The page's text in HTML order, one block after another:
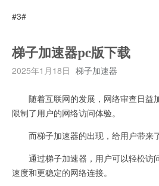
#3#
梯子加速器pc版下载
2025年1月18日 梯子加速器
随着互联网的发展，网络审查日益
限制了用户的网络访问体验。
而梯子加速器的出现，给用户带来了
通过梯子加速器，用户可以轻松访
速度和更稳定的网络连接。